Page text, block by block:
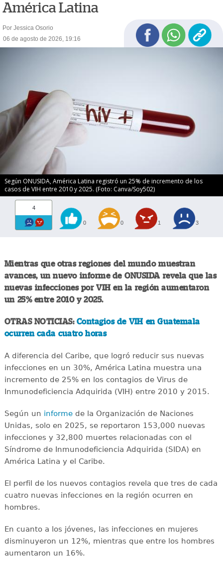
América Latina
Por Jessica Osorio
06 de agosto de 2026, 19:16
Según ONUSIDA, América Latina registró un 25% de incremento de los
casos de VIH entre 2010 y 2025. (Foto: Canva/Soy502)
4
0 0 1 3
Mientras que otras regiones del mundo muestran
avances, un nuevo informe de ONUSIDA revela que las
nuevas infecciones por VIH en la región aumentaron
un 25% entre 2010 y 2025.
OTRAS NOTICIAS: Contagios de VIH en Guatemala
ocurren cada cuatro horas
A diferencia del Caribe, que logró reducir sus nuevas
infecciones en un 30%, América Latina muestra una
incremento de 25% en los contagios de Virus de
Inmunodeficiencia Adquirida (VIH) entre 2010 y 2015.
Según un informede la Organización de Naciones
Unidas, solo en 2025, se reportaron 153,000 nuevas
infecciones y 32,800 muertes relacionadas con el
Síndrome de Inmunodeficiencia Adquirida (SIDA) en
América Latina y el Caribe.
El perfil de los nuevos contagios revela que tres de cada
cuatro nuevas infecciones en la región ocurren en
hombres.
En cuanto a los jóvenes, las infecciones en mujeres
disminuyeron un 12%, mientras que entre los hombres
aumentaron un 16%.